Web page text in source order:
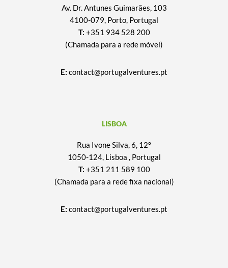
Av. Dr. Antunes Guimarães, 103
4100-079, Porto, Portugal
T: +351 934 528 200
(Chamada para a rede móvel)
E: contact@portugalventures.pt
LISBOA
Rua Ivone Silva, 6, 12º
1050-124, Lisboa , Portugal
T: +351 211 589 100
(Chamada para a rede fixa nacional)
E: contact@portugalventures.pt